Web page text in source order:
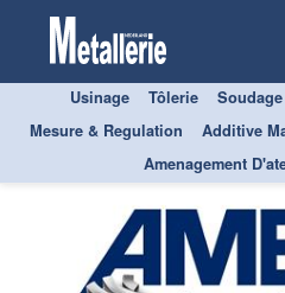
Usinage Tôlerie Soudage
Mesure & Regulation
Additive
Amenagement
ÉVÉNEMENTS